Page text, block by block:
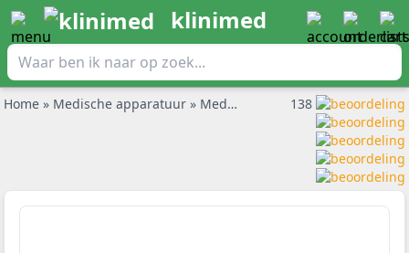
klinimed
Home » Medische apparatuur » Medische weegschalen »ADE
138